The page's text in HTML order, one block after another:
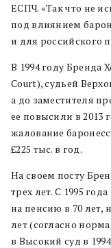
ЕСПЧ. «Так что не
под влиянием
и для российского
В 1994 году Бренда
Court), судьей
а до заместителя
ее повысили в 2013
жалование
£225 тыс. в год.
На своем посту
трех лет. С 1995
на пенсию в 70 лет,
лет (согласно
в Высокий суд в